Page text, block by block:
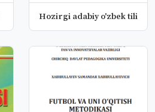
Hozirgi adabiy o'zbek tili